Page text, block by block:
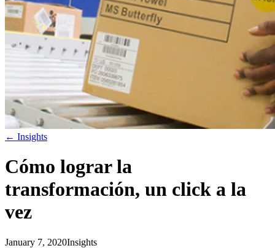
← Insights
Cómo lograr la
transformación, un click a la
vez
January 7, 2020Insights